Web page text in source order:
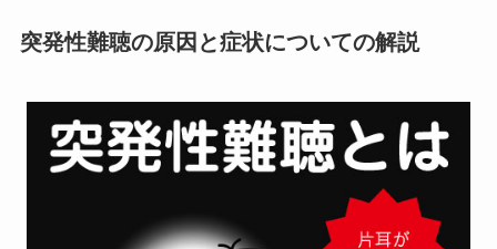
突発性難聴の原因と症状についての解説